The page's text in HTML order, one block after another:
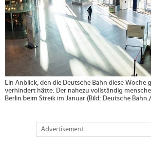
Ein Anblick, den die Deutsche Bahn diese Woche
verhindert hätte: Der nahezu vollständig
Berlin beim Streik im Januar (Bild: Deutsche Bahn
Advertisement